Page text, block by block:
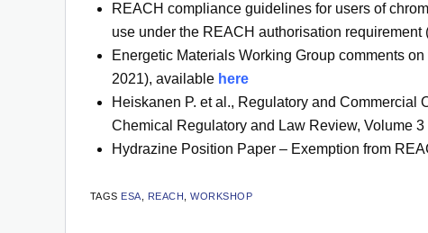
REACH compliance guidelines for users of
use under the REACH authorisation
Energetic Materials Working Group comments
2021), available here
Heiskanen P. et al., Regulatory and Commercial
Chemical Regulatory and Law Review, Volume
Hydrazine Position Paper – Exemption from
TAGS ESA REACH ,WORKSHOP